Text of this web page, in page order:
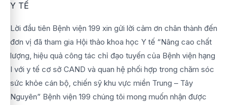
Lời đầu tiên Bệnh viện 199 xin gửi lời cảm ơn chân thành đến
đơn vị đã tham gia Hội thảo khoa học Y tế “Nâng cao chất
lượng, hiệu quả công tác chỉ đạo tuyến của Bệnh viện hạng
I với y tế cơ sở CAND và quan hệ phối hợp trong chăm sóc
sức khỏe cán bộ, chiến sỹ khu vực miền Trung – Tây
Nguyên” Bệnh viện 199 chúng tôi mong muốn nhận được